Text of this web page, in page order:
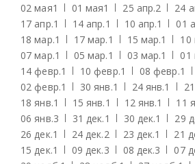
02 мая1 01 мая1 25 апр.2 24
17 апр.1 14 апр.1 10 апр.1 01
18 мар.1 17 мар.1 15 мар.1 10
07 мар.1 05 мар.1 03 мар.1 01
14 февр.1 10 февр.1 08 февр.1
02 февр.1 30 янв.1 24 янв.1
18 янв.1 15 янв.1 12 янв.1 11
06 янв.3 31 дек.1 30 дек.1 29
26 дек.1 24 дек.2 23 дек.1 21
15 дек.1 09 дек.3 08 дек.3 07